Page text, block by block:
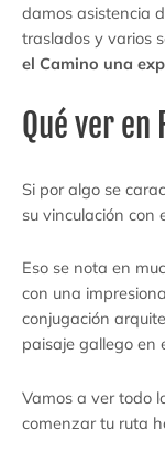
damos asistencia
traslados y varios
el Camino una
Qué ver en
Si por algo se
su vinculación con
Eso se nota en
con una
conjugación
paisaje gallego en
Vamos a ver todo
comenzar tu ruta